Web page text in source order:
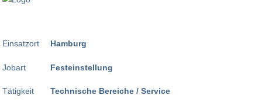
Einsatzort
Jobart
Tätigkeit
Hamburg
Festeinstellung
Technische Bereiche / Service